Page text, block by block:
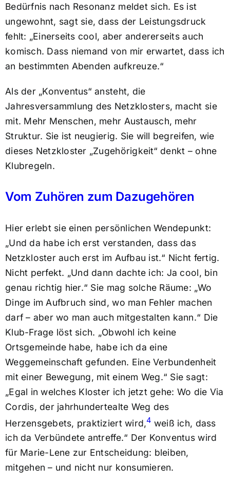
Bedürfnis nach Resonanz meldet sich. Es ist
ungewohnt, sagt sie, dass der Leistungsdruck
fehlt: „Einerseits cool, aber andererseits auch
komisch. Dass niemand von mir erwartet, dass ich
an bestimmten Abenden aufkreuze.“
Als der „Konventus“ ansteht, die
Jahresversammlung des Netzklosters, macht sie
mit. Mehr Menschen, mehr Austausch, mehr
Struktur. Sie ist neugierig. Sie will begreifen, wie
dieses Netzkloster „Zugehörigkeit“ denkt – ohne
Klubregeln.
Vom Zuhören zum Dazugehören
Hier erlebt sie einen persönlichen Wendepunkt:
„Und da habe ich erst verstanden, dass das
Netzkloster auch erst im Aufbau ist.“ Nicht fertig.
Nicht perfekt. „Und dann dachte ich: Ja cool, bin
genau richtig hier.“ Sie mag solche Räume: „Wo
Dinge im Aufbruch sind, wo man Fehler machen
darf – aber wo man auch mitgestalten kann.“ Die
Klub-Frage löst sich. „Obwohl ich keine
Ortsgemeinde habe, habe ich da eine
Weggemeinschaft gefunden. Eine Verbundenheit
mit einer Bewegung, mit einem Weg.“ Sie sagt:
„Egal in welches Kloster ich jetzt gehe: Wo die Via
Cordis, der jahrhundertealte Weg des
Herzensgebets, praktiziert wird,4 weiß ich, dass
ich da Verbündete antreffe.“ Der Konventus wird
für Marie-Lene zur Entscheidung: bleiben,
mitgehen – und nicht nur konsumieren.